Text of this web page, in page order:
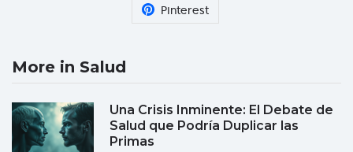
Pinterest
More in Salud
Una Crisis Inminente: El Debate de
Salud que Podría Duplicar las
Primas